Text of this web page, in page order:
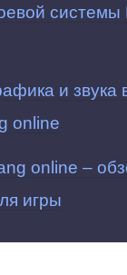
системы
и звука
online
online –
игры